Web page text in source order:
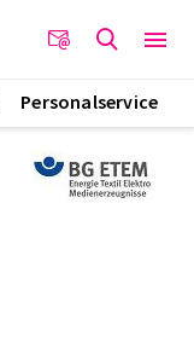
Personalservice